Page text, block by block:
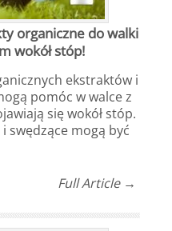
organiczne do walki
wokół stóp!
ekstraktów i
pomóc w walce z
się wokół stóp.
swędzące mogą być
Full Article →